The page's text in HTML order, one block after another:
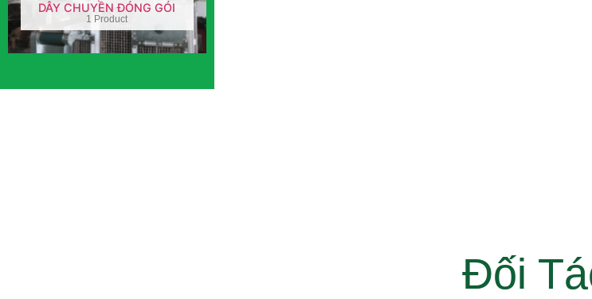
DÂY CHUYỀN ĐÓNG GÓI
1 Product
Đối